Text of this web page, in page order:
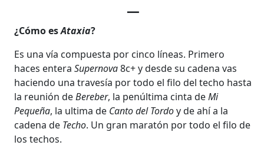
—
¿Cómo esAtaxia?
Es una vía compuesta por cinco líneas. Primero
haces entera Supernova8c+ y desde su cadena vas
haciendo una travesía por todo el filo del techo hasta
la reunión deBereber, la penúltima cinta deMi
Pequeña, la ultima de Canto del Tordoy de ahí a la
cadena de Techo. Un gran maratón por todo el filo de
los techos.